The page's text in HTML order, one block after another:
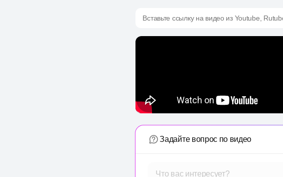
Вставьте ссылку на видео из Youtube,
Задайте вопрос по видео
Что вас интересует?